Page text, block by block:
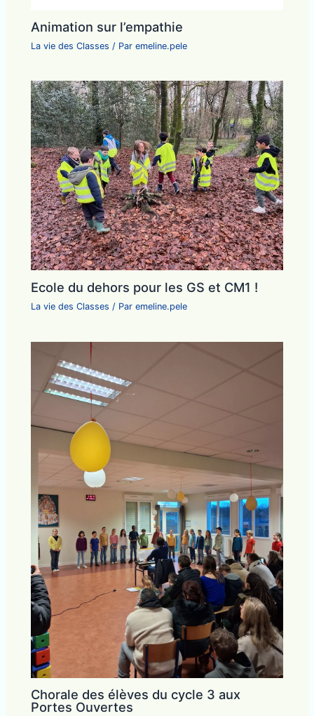
Animation sur l’empathie
La vie des Classes / Paremeline.pele
Ecole du dehors pour les GS et CM1 !
La vie des Classes / Paremeline.pele
Chorale des élèves du cycle 3 aux
Portes Ouvertes